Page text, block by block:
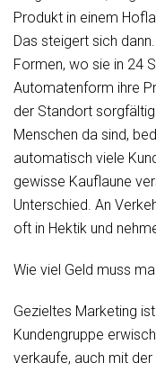
Produkt in einem
Das steigert sich
Formen, wo sie in 24
Automatenform ihre
der Standort
Menschen da sind,
automatisch viele
gewisse Kauflaune
Unterschied. An
oft in Hektik und
Wie viel Geld muss
Gezieltes Marketing
Kundengruppe
verkaufe, auch mit